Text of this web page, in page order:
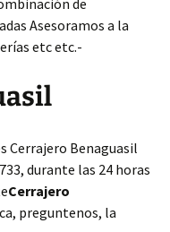
de
Asesoramos a la
etc etc.-
Cerrajero Benaguasil
durante las 24 horas
Cerrajero
preguntenos, la